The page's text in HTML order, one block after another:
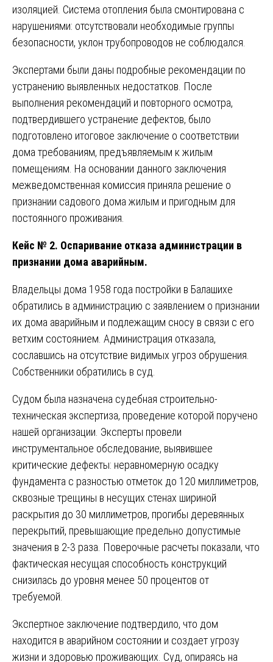
изоляцией. Система отопления была смонтирована с
нарушениями: отсутствовали необходимые группы
безопасности, уклон трубопроводов не соблюдался.
Экспертами были даны подробные рекомендации по
устранению выявленных недостатков. После
выполнения рекомендаций и повторного осмотра,
подтвердившего устранение дефектов, было
подготовлено итоговое заключение о соответствии
дома требованиям, предъявляемым к жилым
помещениям. На основании данного заключения
межведомственная комиссия приняла решение о
признании садового дома жилым и пригодным для
постоянного проживания.
Кейс № 2. Оспаривание отказа администрации в
признании дома аварийным.
Владельцы дома 1958 года постройки в Балашихе
обратились в администрацию с заявлением о признании
их дома аварийным и подлежащим сносу в связи с его
ветхим состоянием. Администрация отказала,
сославшись на отсутствие видимых угроз обрушения.
Собственники обратились в суд.
Судом была назначена судебная строительно-
техническая экспертиза, проведение которой поручено
нашей организации. Эксперты провели
инструментальное обследование, выявившее
критические дефекты: неравномерную осадку
фундамента с разностью отметок до 120 миллиметров,
сквозные трещины в несущих стенах шириной
раскрытия до 30 миллиметров, прогибы деревянных
перекрытий, превышающие предельно допустимые
значения в 2-3 раза. Поверочные расчеты показали, что
фактическая несущая способность конструкций
снизилась до уровня менее 50 процентов от
требуемой.
Экспертное заключение подтвердило, что дом
находится в аварийном состоянии и создает угрозу
жизни и здоровью проживающих. Суд, опираясь на